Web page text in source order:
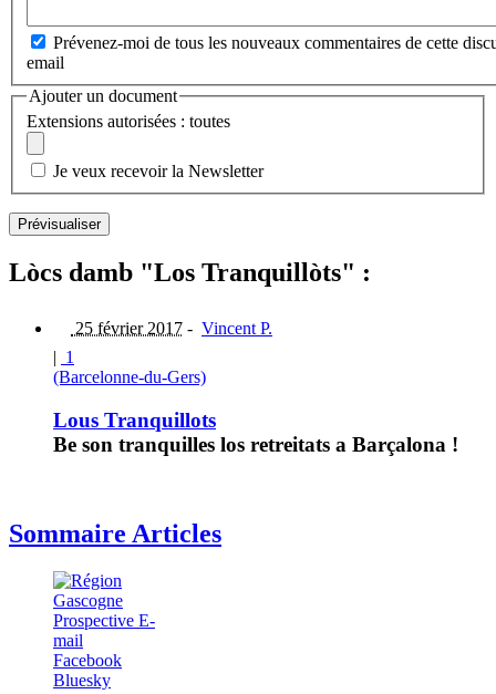
Prévenez-moi de tous les nouveaux commentaires de cette
email
Ajouter un document
Extensions autorisées : toutes
Je veux recevoir la Newsletter
Lòcs damb "Los Tranquillòts" :
25 février 2017 - Vincent P.
| 1
(Barcelonne-du-Gers)
Lous Tranquillots
Be son tranquilles los retreitats a Barçalona !
Sommaire Articles